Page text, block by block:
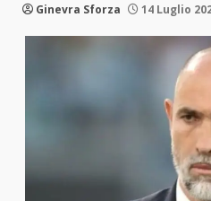
Ginevra Sforza 14 Luglio